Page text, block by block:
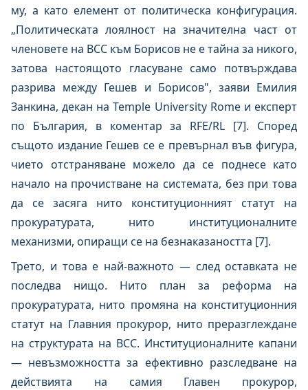
му, а като елемент от политическа конфигурация.
„Политическата лоялност на значителна част от
членовете на ВСС към Борисов не е тайна за никого,
затова настоящото гласуване само потвърждава
разрива между Гешев и Борисов", заяви Емилия
Занкина, декан на Temple University Rome и експерт
по България, в коментар за RFE/RL [7]. Според
същото издание Гешев се е превърнал във фигура,
чието отстраняване можело да се поднесе като
начало на прочистване на системата, без при това
да се засяга нито конституционният статут на
прокуратурата, нито институционалните
механизми, опиращи се на безнаказаността [7].
Трето, и това е най-важното — след оставката не
последва нищо. Нито план за реформа на
прокуратурата, нито промяна на конституционния
статут на Главния прокурор, нито преразглеждане
на структурата на ВСС. Институционалните капани
— невъзможността за ефективно разследване на
действията на самия Главен прокурор,